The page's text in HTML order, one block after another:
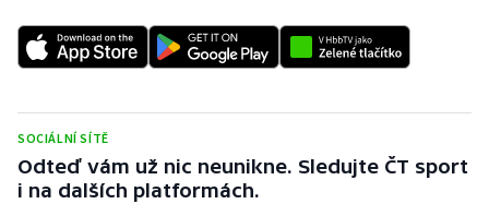
Triatlon
Vodní slalom
Volejbal
SOCIÁLNÍ SÍTĚ
Odteď vám už nic neunikne. Sledujte ČT sport
i na dalších platformách.